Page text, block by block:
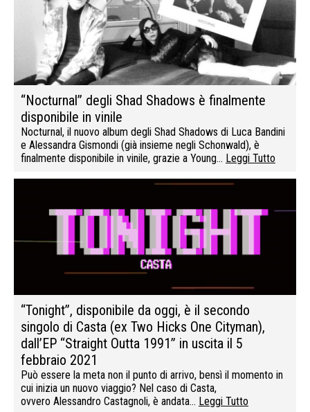
“Nocturnal” degli Shad Shadows è finalmente
disponibile in vinile
Nocturnal, il nuovo album degli Shad Shadows di Luca Bandini
e Alessandra Gismondi (già insieme negli Schonwald), è
finalmente disponibile in vinile, grazie a Young… Leggi Tutto
“Tonight”, disponibile da oggi, è il secondo
singolo di Casta (ex Two Hicks One Cityman),
dall’EP “Straight Outta 1991” in uscita il 5
febbraio 2021
Può essere la meta non il punto di arrivo, bensì il momento in
cui inizia un nuovo viaggio? Nel caso di Casta,
ovvero Alessandro Castagnoli, è andata… Leggi Tutto